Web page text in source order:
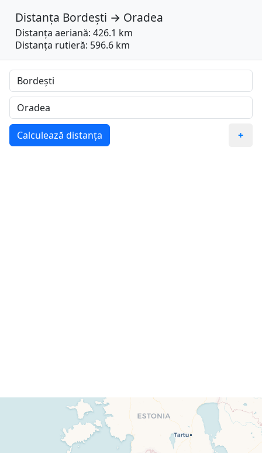
Distanța Bordești → Oradea
Distanța aeriană: 426.1 km
Distanța rutieră: 596.6 km
Calculează distanța +